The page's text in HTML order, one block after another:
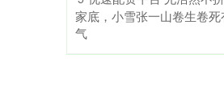
家底，小雪张一山卷生卷
气